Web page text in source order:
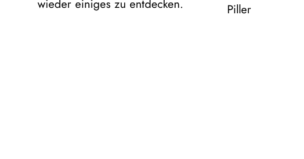
wieder einiges zu entdecken.
Piller